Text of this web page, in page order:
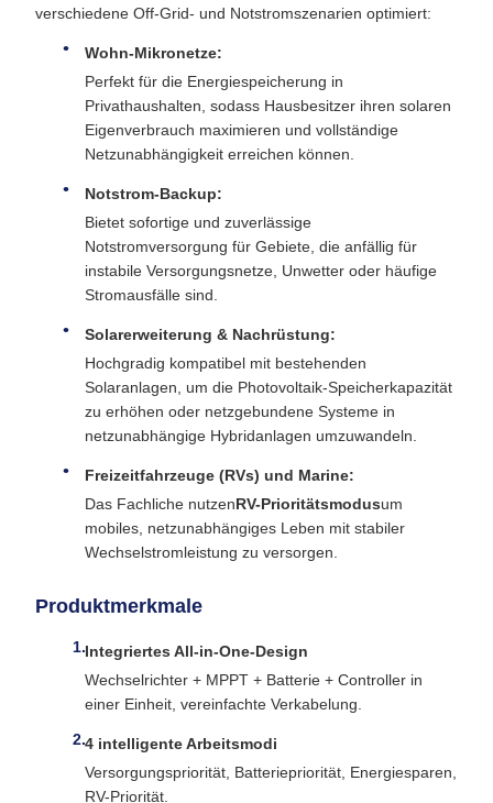
verschiedene Off-Grid- und Notstromszenarien optimiert:
Wohn-Mikronetze:
Perfekt für die Energiespeicherung in
Privathaushalten, sodass Hausbesitzer ihren solaren
Eigenverbrauch maximieren und vollständige
Netzunabhängigkeit erreichen können.
Notstrom-Backup:
Bietet sofortige und zuverlässige
Notstromversorgung für Gebiete, die anfällig für
instabile Versorgungsnetze, Unwetter oder häufige
Stromausfälle sind.
Solarerweiterung & Nachrüstung:
Hochgradig kompatibel mit bestehenden
Solaranlagen, um die Photovoltaik-Speicherkapazität
zu erhöhen oder netzgebundene Systeme in
netzunabhängige Hybridanlagen umzuwandeln.
Freizeitfahrzeuge (RVs) und Marine:
Das Fachliche nutzenRV-Prioritätsmodusum
mobiles, netzunabhängiges Leben mit stabiler
Wechselstromleistung zu versorgen.
Produktmerkmale
Integriertes All-in-One-Design
Wechselrichter + MPPT + Batterie + Controller in
einer Einheit, vereinfachte Verkabelung.
4 intelligente Arbeitsmodi
Versorgungspriorität, Batteriepriorität, Energiesparen,
RV-Priorität.